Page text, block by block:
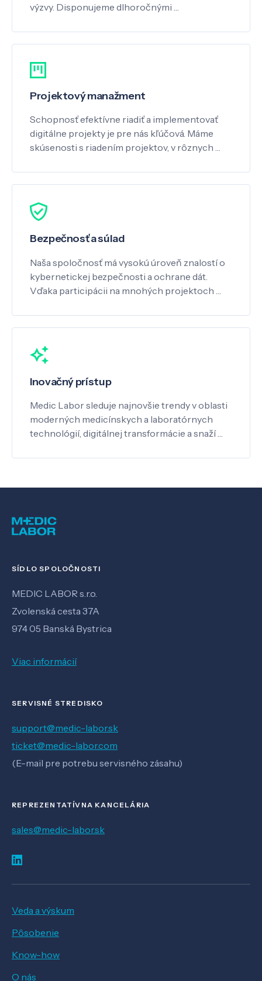
výzvy. Disponujeme dlhoročnými …
Projektový manažment
Schopnosť efektívne riadiť a implementovať
digitálne projekty je pre nás kľúčová. Máme
skúsenosti s riadením projektov, v rôznych …
Bezpečnosť a súlad
Naša spoločnosť má vysokú úroveň znalostí o
kybernetickej bezpečnosti a ochrane dát.
Vďaka participácii na mnohých projektoch …
Inovačný prístup
Medic Labor sleduje najnovšie trendy v oblasti
moderných medicínskych a laboratórnych
technológií, digitálnej transformácie a snaží …
SÍDLO SPOLOČNOSTI
MEDIC LABOR s.r.o.
Zvolenská cesta 37A
974 05 Banská Bystrica
Viac informácií
SERVISNÉ STREDISKO
support@medic-labor.sk
ticket@medic-labor.com
(E-mail pre potrebu servisného zásahu)
REPREZENTATÍVNA KANCELÁRIA
sales@medic-labor.sk
Veda a výskum
Pôsobenie
Know-how
O nás